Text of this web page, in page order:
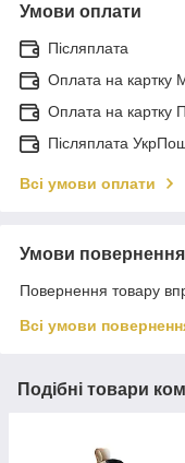
Умови оплати
Післяплата
Оплата на картку
Оплата на картку
Післяплата
Всі умови оплати
Умови повернення
Повернення товару
Всі умови
Подібні товари